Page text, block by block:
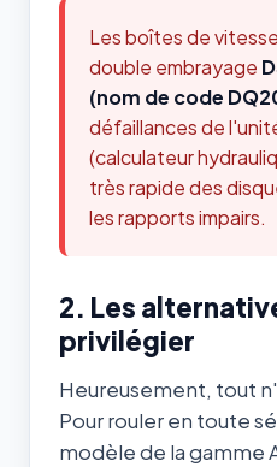
Les boîtes de
double embrayage
(nom de code
défaillances de
(calculateur
très rapide des
les rapports impairs.
2. Les
privilégier
Heureusement, tout
Pour rouler en toute
modèle de la gamme